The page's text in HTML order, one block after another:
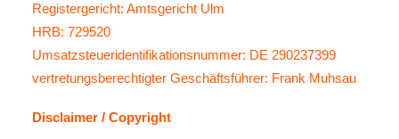
Registergericht: Amtsgericht Ulm
HRB: 729520
Umsatzsteueridentifikationsnummer: DE 290237399
vertretungsberechtigter Geschäftsführer: Frank Muhsau
Disclaimer / Copyright